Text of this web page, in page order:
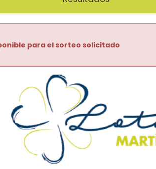
para el sorteo solicitado